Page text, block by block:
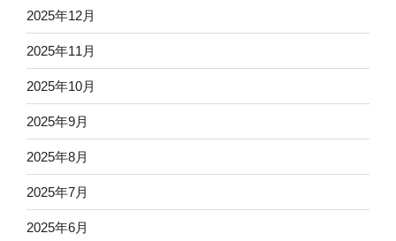
2025年12月
2025年11月
2025年10月
2025年9月
2025年8月
2025年7月
2025年6月